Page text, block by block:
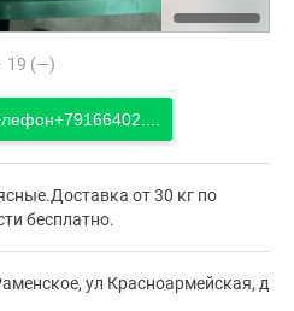
19 (—)
+79166402....
от 30 кг по
бесплатно.
ул Красноармейская, д